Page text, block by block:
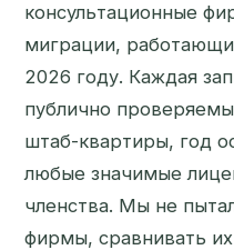
консультационные
миграции,
2026 году. Каждая
публично
штаб-квартиры, год
любые значимые
членства. Мы не
фирмы, сравнивать